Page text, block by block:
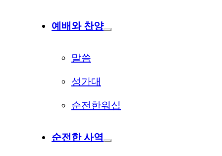
예배와 찬양
말씀
성가대
순전한워십
순전한 사역